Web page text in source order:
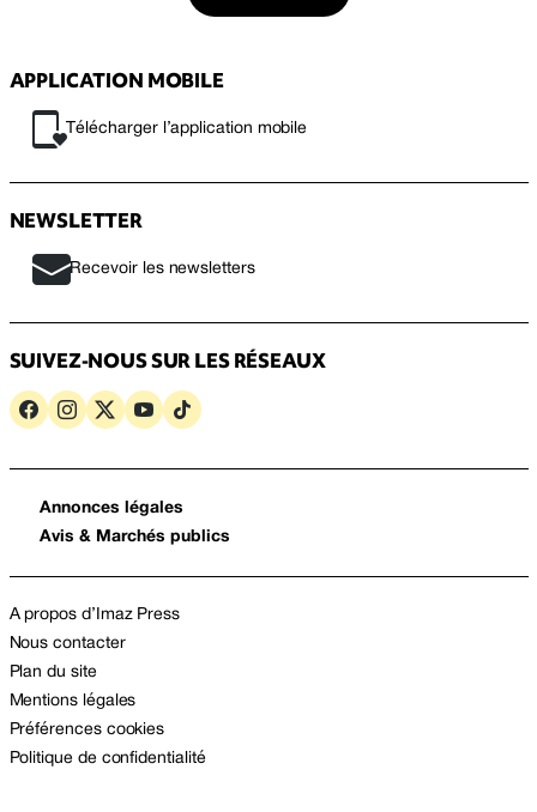
APPLICATION MOBILE
Télécharger l’application mobile
NEWSLETTER
Recevoir les newsletters
SUIVEZ-NOUS SUR LES RÉSEAUX
Annonces légales
Avis & Marchés publics
A propos d’Imaz Press
Nous contacter
Plan du site
Mentions légales
Préférences cookies
Politique de confidentialité